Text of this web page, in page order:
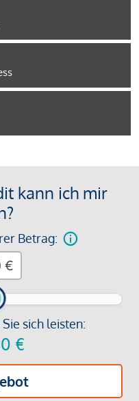
kann ich mir
Betrag:
sich leisten:
€
€